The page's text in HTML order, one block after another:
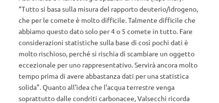
“Tutto si basa sulla misura del rapporto deuterio/idrogeno,
che per le comete è molto difficile. Talmente difficile che
abbiamo questo dato solo per 4 o 5 comete in tutto. Fare
considerazioni statistiche sulla base di così pochi dati è
molto rischioso, perché si rischia di scambiare un oggetto
eccezionale per uno rappresentativo. Servirà ancora molto
tempo prima di avere abbastanza dati per una statistica
solida”. Quanto all’idea che l’acqua terrestre venga
soprattutto dalle condriti carbonacee, Valsecchi ricorda